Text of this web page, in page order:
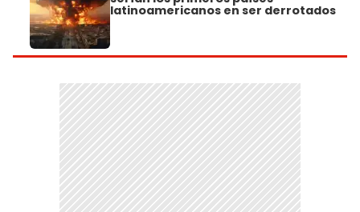
latinoamericanos en ser derrotados